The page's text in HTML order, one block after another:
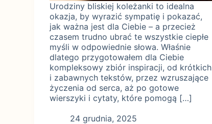
Urodziny bliskiej koleżanki to idealna
okazja, by wyrazić sympatię i pokazać,
jak ważna jest dla Ciebie – a przecież
czasem trudno ubrać te wszystkie ciepłe
myśli w odpowiednie słowa. Właśnie
dlatego przygotowałem dla Ciebie
kompleksowy zbiór inspiracji, od krótkich
i zabawnych tekstów, przez wzruszające
życzenia od serca, aż po gotowe
wierszyki i cytaty, które pomogą […]
24 grudnia, 2025